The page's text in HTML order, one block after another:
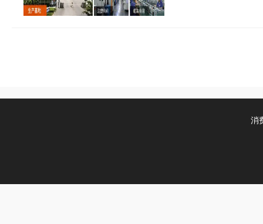
消